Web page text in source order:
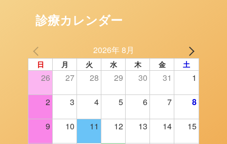
診療カレンダー
2026年 8月
日 月 火 水 木 金 土
26 27 28 29 30 31 1
2 3 4 5 6 7 8
9 10 11 12 13 14 15